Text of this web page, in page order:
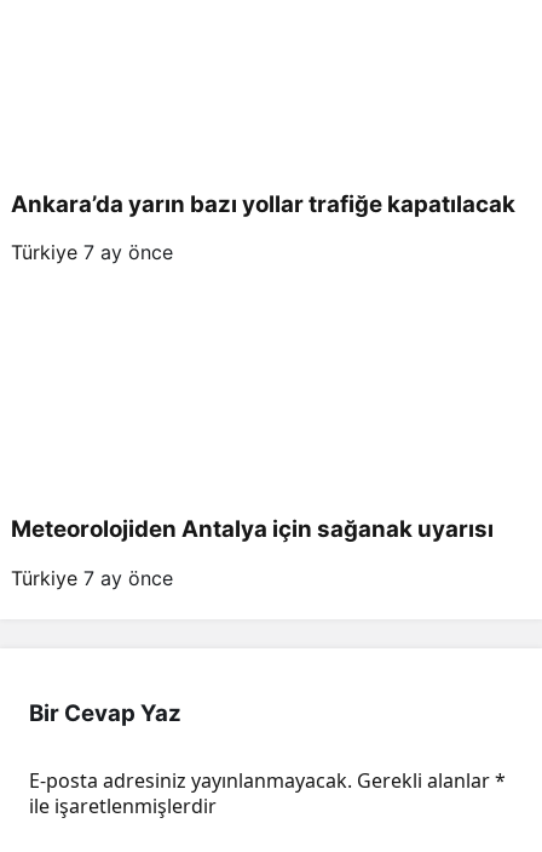
Ankara’da yarın bazı yollar trafiğe kapatılacak
Türkiye 7 ay önce
Meteorolojiden Antalya için sağanak uyarısı
Türkiye 7 ay önce
Bir Cevap Yaz
E-posta adresiniz yayınlanmayacak. Gerekli alanlar*
ile işaretlenmişlerdir